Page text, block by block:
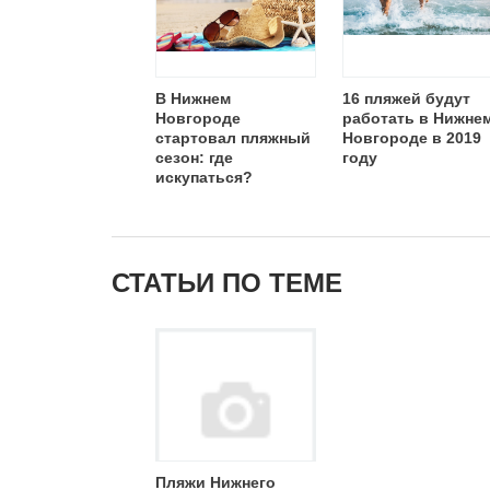
В Нижнем
Новгороде
стартовал пляжный
сезон: где
искупаться?
16 пляжей будут
работать в
Новгороде в 2019
году
СТАТЬИ ПО ТЕМЕ
Пляжи Нижнего